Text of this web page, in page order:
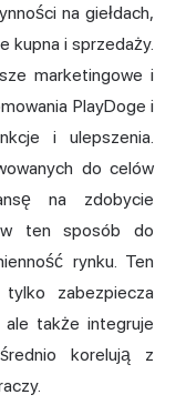
na giełdach,
kupna i sprzedaży.
marketingowe i
PlayDoge i
i ulepszenia.
do celów
na zdobycie
w ten sposób do
rynku. Ten
zabezpiecza
ale także integruje
korelują z